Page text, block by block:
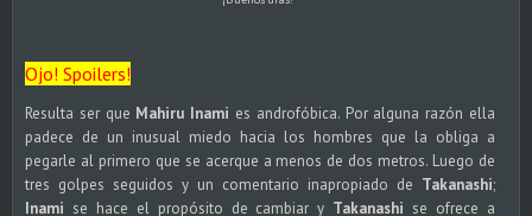
Ojo! Spoilers!
Resulta ser que Mahiru Inami es androfóbica. Por alguna razón ella
padece de un inusual miedo hacia los hombres que la obliga a
pegarle al primero que se acerque a menos de dos metros. Luego de
tres golpes seguidos y un comentario inapropiado de Takanashi;
Inami se hace el propósito de cambiar y Takanashi se ofrece a